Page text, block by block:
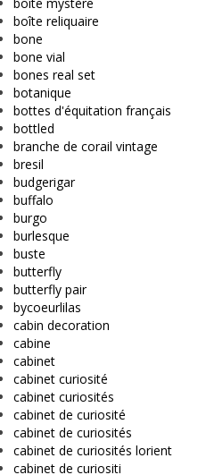
boîte reliquaire
bone
bone vial
bones real set
botanique
bottes d'équitation français
bottled
branche de corail vintage
bresil
budgerigar
buffalo
burgo
burlesque
buste
butterfly
butterfly pair
bycoeurlilas
cabin decoration
cabine
cabinet
cabinet curiosité
cabinet curiosités
cabinet de curiosité
cabinet de curiosités
cabinet de curiosités lorient
cabinet de curiositi